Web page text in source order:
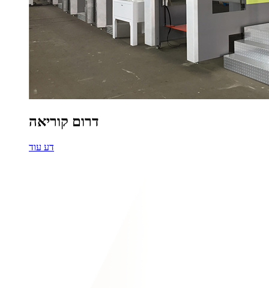
דרום קוריאה
דע עוד